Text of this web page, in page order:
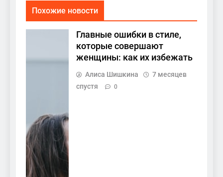
Похожие новости
Главные ошибки в стиле,
которые совершают
женщины: как их избежать
Алиса Шишкина
7 месяцев
спустя
0